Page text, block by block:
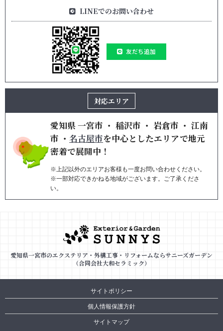
LINEでのお問い合わせ
友だち追加
対応エリア
愛知県一宮市 ・ 稲沢市 ・ 岩倉市 ・ 江南
市 ・名古屋市を中心としたエリアで地元
密着で展開中！
※上記以外のエリアお客様も一度お問い合わせください。
※一部対応できかねる地域がございます。ご了承くださ
い。
愛知県一宮市のエクステリア・外構工事・リフォームならサニーズガーデン
（合同会社大和セラミック）
サイトポリシー
個人情報保護方針
サイトマップ